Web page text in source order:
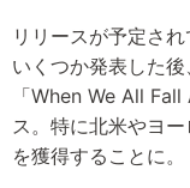
リリースが予定さ
いくつか発表した
「When We All
ス。特に北米やヨ
を獲得することに。